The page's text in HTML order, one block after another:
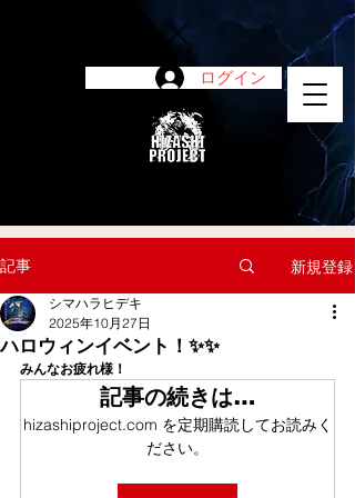
ログイン
記事 新規登録
ハロウィンイベント！✨✨
シマハラヒデキ
2025年10月27日
みんなお疲れ様！
記事の続きは…
hizashiproject.com を定期購読してお読みく
ださい。